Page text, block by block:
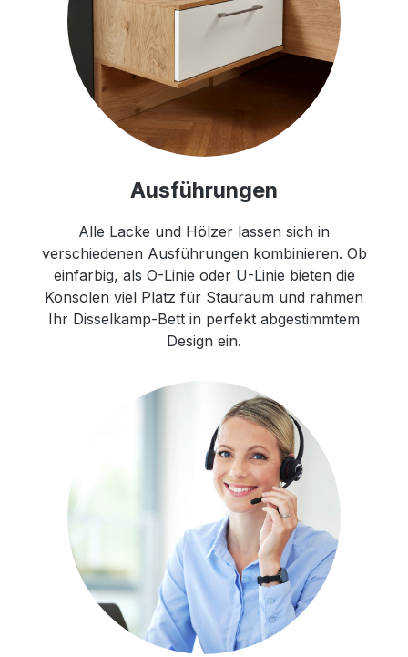
Ausführungen
Alle Lacke und Hölzer lassen sich in
verschiedenen Ausführungen kombinieren. Ob
einfarbig, als O-Linie oder U-Linie bieten die
Konsolen viel Platz für Stauraum und rahmen
Ihr Disselkamp-Bett in perfekt abgestimmtem
Design ein.